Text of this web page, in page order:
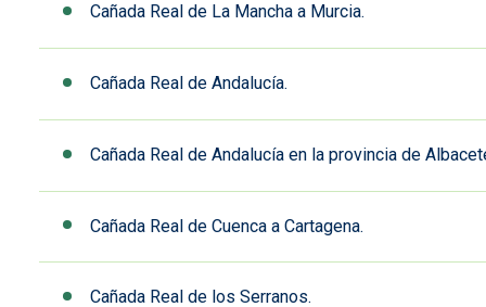
Cañada Real de La Mancha a Murcia.
Cañada Real de Andalucía.
Cañada Real de Andalucía en la provincia de
Cañada Real de Cuenca a Cartagena.
Cañada Real de los Serranos.